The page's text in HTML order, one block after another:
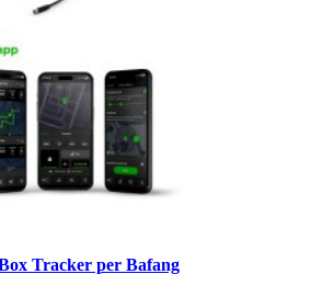
Tracker per Bafang